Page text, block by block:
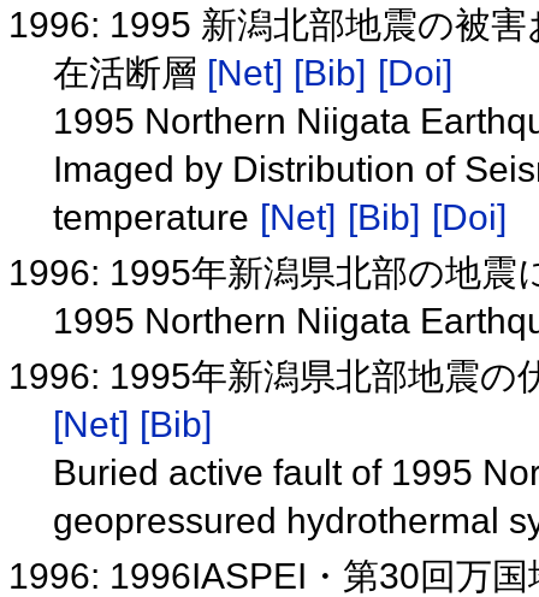
1996: 1995 新潟北部地震の被
在活断層 [Net] [Bib] [Doi]
1995 Northern Niigata
Imaged by Distribution of
temperature [Net] [Bib] [Doi]
1996: 1995年新潟県北部の地
1995 Northern Niigata
1996: 1995年新潟県北部地震
[Net] [Bib]
Buried active fault of 1995
geopressured hydrothermal
1996: 1996IASPEI・第30回万